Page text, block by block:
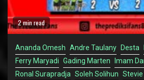
2 min read
Ananda Omesh Andre Taulany Desta
Ferry Maryadi Gading Marten
Imam
Ronal Surapradja Soleh Solihun